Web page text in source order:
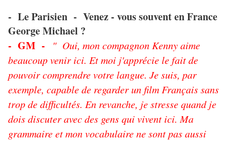
- Le Parisien - Venez - vous souvent en France
George Michael ?
- GM -
" Oui, mon compagnon Kenny aime
beaucoup venir ici. Et moi j'apprécie le fait de
pouvoir comprendre votre langue. Je suis, par
exemple, capable de regarder un film Français sans
trop de difficultés. En revanche, je stresse quand je
dois discuter avec des gens qui vivent ici. Ma
grammaire et mon vocabulaire ne sont pas aussi